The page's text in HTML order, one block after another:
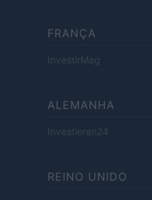
FRANÇA
InvestirMag
ALEMANHA
Investieren24
REINO UNIDO